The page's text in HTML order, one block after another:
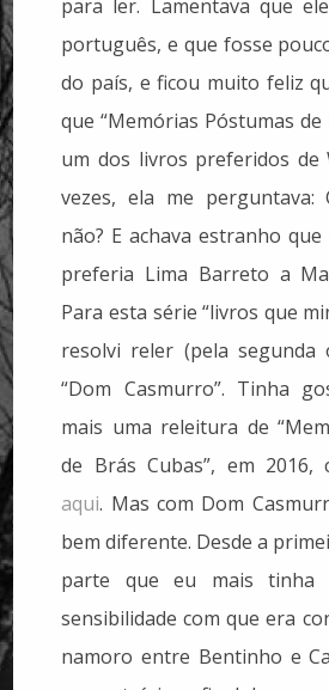
para ler. Lamentava que
português, e que fosse
do país, e ficou muito feliz
que “Memórias Póstumas de
um dos livros preferidos de
vezes, ela me
não? E achava estranho
preferia Lima Barreto a
Para esta série “livros que
resolvi reler (pela segunda
“Dom Casmurro”. Tinha
mais uma releitura de
de Brás Cubas”, em 2016,
aqui. Mas com Dom
bem diferente. Desde a
parte que eu mais tinha
sensibilidade com que era
namoro entre Bentinho e